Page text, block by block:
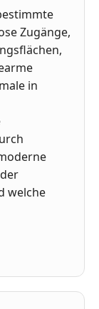
Zugänge,
in
welche